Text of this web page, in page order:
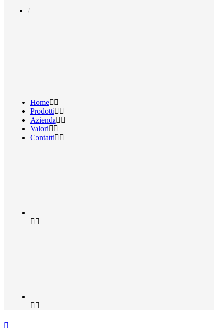
Home
Prodotti
Azienda
Valori
Contatti